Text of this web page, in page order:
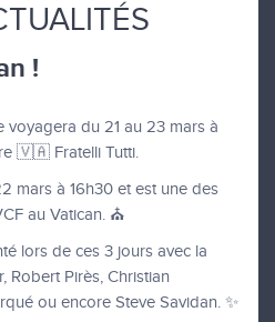
!
voyagera du 21 au 23 mars à
🇻🇦 Fratelli Tutti.
mars à 16h30 et est une des
au Vatican. ⛪️
lors de ces 3 jours avec la
Robert Pirès, Christian
ou encore Steve Savidan. ✨